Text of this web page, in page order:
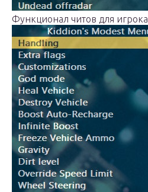
Функционал читов для игрока